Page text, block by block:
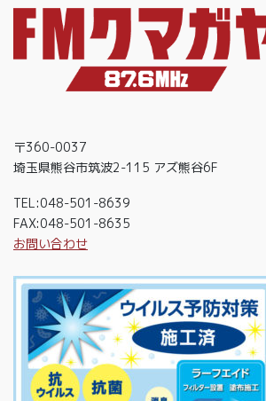
〒360-0037
埼玉県熊谷市筑波2-115 アズ熊谷6F
TEL:048-501-8639
FAX:048-501-8635
お問い合わせ